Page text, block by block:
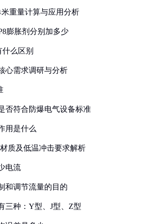
米重量计算与应用分析
膨胀剂分别加多少
什么区别
心需求调研与分析
否符合防爆电气设备标准
用是什么
质及低温冲击要求解析
电流
和调节流量的目的
三种：Y型、J型、Z型